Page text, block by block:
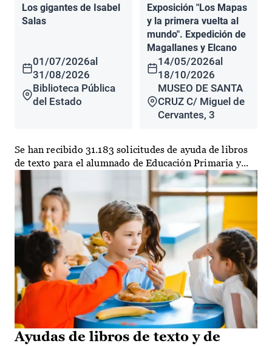
Los gigantes de Isabel
Salas
01/07/2026al
31/08/2026
Biblioteca Pública
del Estado
Exposición "Los Mapas
y la primera vuelta al
mundo". Expedición de
Magallanes y Elcano
14/05/2026al
18/10/2026
MUSEO DE SANTA
CRUZ C/ Miguel de
Cervantes, 3
Ayudas de libros de texto y de
Se han recibido 31.183 solicitudes de ayuda de libros
de texto para el alumnado de Educación Primaria y...